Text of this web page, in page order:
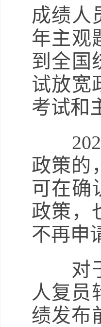
成绩人
年主观
到全国
试放宽
考试和
2025
政策的
可在确
政策，
不再申
对于
人复员
绩发布